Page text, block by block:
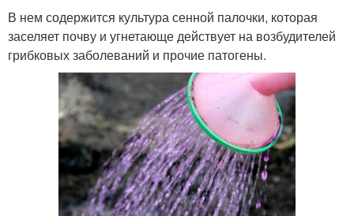
В нем содержится культура сенной палочки, которая
заселяет почву и угнетающе действует на возбудителей
грибковых заболеваний и прочие патогены.